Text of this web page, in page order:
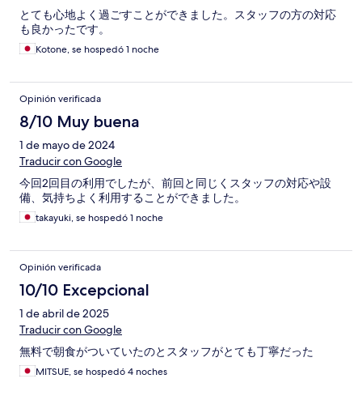
とても心地よく過ごすことができました。スタッフの方の対応
も良かったです。
Kotone, se hospedó 1 noche
Opinión verificada
8/10 Muy buena
1 de mayo de 2024
Traducir con Google
今回2回目の利用でしたが、前回と同じくスタッフの対応や設
備、気持ちよく利用することができました。
takayuki, se hospedó 1 noche
Opinión verificada
10/10 Excepcional
1 de abril de 2025
Traducir con Google
無料で朝食がついていたのとスタッフがとても丁寧だった
MITSUE, se hospedó 4 noches